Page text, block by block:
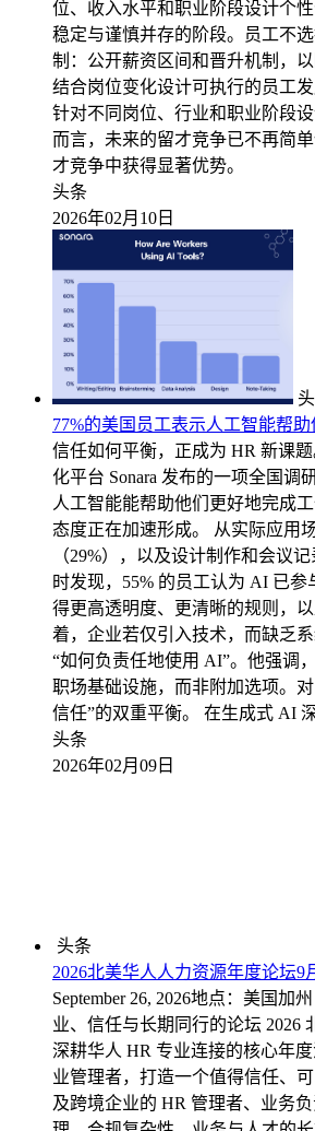
位、收入水平和职业阶段设计个
稳定与谨慎并存的阶段。员工不
制：公开薪资区间和晋升机制，
结合岗位变化设计可执行的员工
针对不同岗位、行业和职业阶段
而言，未来的留才竞争已不再简
才竞争中获得显著优势。
头条
2026年02月10日
77%的美国员工表示人工智能帮
信任如何平衡，正成为 HR 新课
化平台 Sonara 发布的一项全国调
人工智能能帮助他们更好地完成
态度正在加速形成。 从实际应用
（29%），以及设计制作和会议
时发现，55% 的员工认为 AI 已
得更高透明度、更清晰的规则，
着，企业若仅引入技术，而缺乏
“如何负责任地使用 AI”。他强调
职场基础设施，而非附加选项。
信任”的双重平衡。 在生成式 AI
头条
2026年02月09日
2026北美华人人力资源年度论坛
September 26, 2026地点：美国加
业、信任与长期同行的论坛 2026
深耕华人 HR 专业连接的核心年
业管理者，打造一个值得信任、
及跨境企业的 HR 管理者、业务